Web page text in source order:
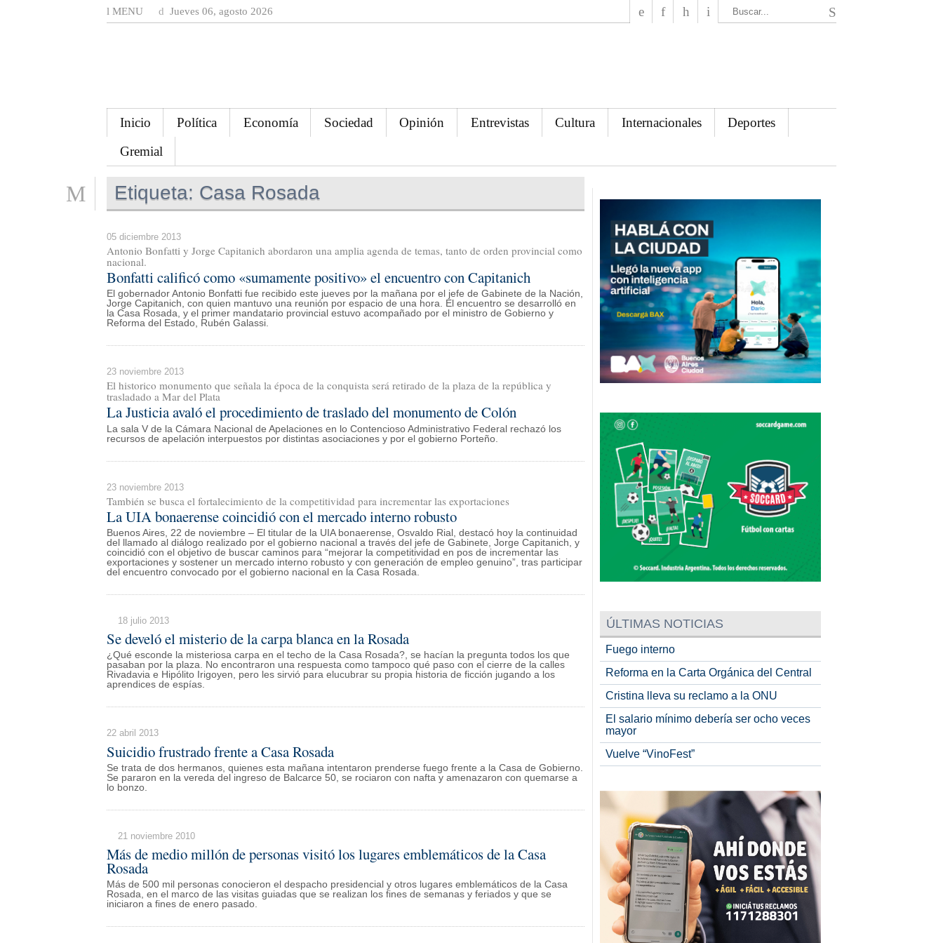
MENU Jueves 06, agosto 2026
Inicio Política Economía Sociedad Opinión Entrevistas Cultura Internacionales
Deportes
Gremial
Etiqueta: Casa Rosada
05 diciembre 2013
Antonio Bonfatti y Jorge Capitanich abordaron una amplia agenda de temas, tanto de orden provincial como
nacional.
Bonfatti calificó como «sumamente positivo» el encuentro con Capitanich
El gobernador Antonio Bonfatti fue recibido este jueves por la mañana por el jefe de Gabinete de la Nación,
Jorge Capitanich, con quien mantuvo una reunión por espacio de una hora. El encuentro se desarrolló en
la Casa Rosada, y el primer mandatario provincial estuvo acompañado por el ministro de Gobierno y
Reforma del Estado, Rubén Galassi.
23 noviembre 2013
El historico monumento que señala la época de la conquista será retirado de la plaza de la república y
trasladado a Mar del Plata
La Justicia avaló el procedimiento de traslado del monumento de Colón
La sala V de la Cámara Nacional de Apelaciones en lo Contencioso Administrativo Federal rechazó los
recursos de apelación interpuestos por distintas asociaciones y por el gobierno Porteño.
23 noviembre 2013
También se busca el fortalecimiento de la competitividad para incrementar las exportaciones
La UIA bonaerense coincidió con el mercado interno robusto
Buenos Aires, 22 de noviembre – El titular de la UIA bonaerense, Osvaldo Rial, destacó hoy la continuidad
del llamado al diálogo realizado por el gobierno nacional a través del jefe de Gabinete, Jorge Capitanich, y
coincidió con el objetivo de buscar caminos para “mejorar la competitividad en pos de incrementar las
exportaciones y sostener un mercado interno robusto y con generación de empleo genuino”, tras participar
del encuentro convocado por el gobierno nacional en la Casa Rosada.
18 julio 2013
Se develó el misterio de la carpa blanca en la Rosada
¿Qué esconde la misteriosa carpa en el techo de la Casa Rosada?, se hacían la pregunta todos los que
pasaban por la plaza. No encontraron una respuesta como tampoco qué paso con el cierre de la calles
Rivadavia e Hipólito Irigoyen, pero les sirvió para elucubrar su propia historia de ficción jugando a los
aprendices de espías.
22 abril 2013
Suicidio frustrado frente a Casa Rosada
Se trata de dos hermanos, quienes esta mañana intentaron prenderse fuego frente a la Casa de Gobierno.
Se pararon en la vereda del ingreso de Balcarce 50, se rociaron con nafta y amenazaron con quemarse a
lo bonzo.
21 noviembre 2010
Más de medio millón de personas visitó los lugares emblemáticos de la Casa
Rosada
Más de 500 mil personas conocieron el despacho presidencial y otros lugares emblemáticos de la Casa
Rosada, en el marco de las visitas guiadas que se realizan los fines de semanas y feriados y que se
iniciaron a fines de enero pasado.
ÚLTIMAS NOTICIAS
Fuego interno
Reforma en la Carta Orgánica del Central
Cristina lleva su reclamo a la ONU
El salario mínimo debería ser ocho veces
mayor
Vuelve “VinoFest”